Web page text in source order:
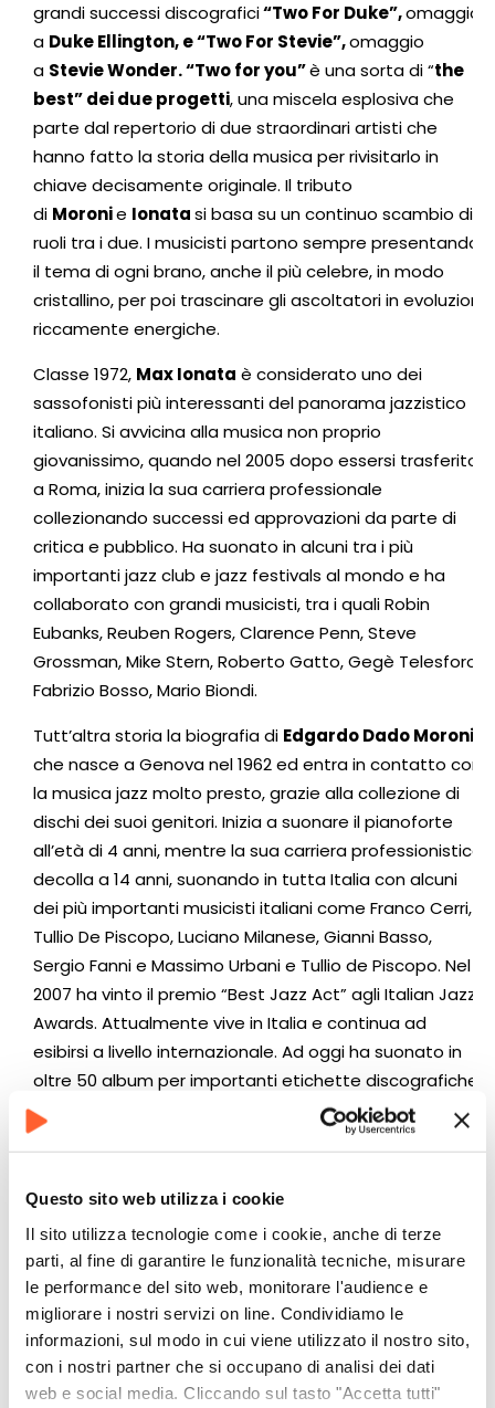
Questo sito web utilizza i cookie
Il sito utilizza tecnologie come i cookie, anche di terze
parti, al fine di garantire le funzionalità tecniche, misurare
le performance del sito web, monitorare l'audience e
migliorare i nostri servizi on line. Condividiamo le
informazioni, sul modo in cui viene utilizzato il nostro sito,
con i nostri partner che si occupano di analisi dei dati
web e social media. Cliccando sul tasto "Accetta tutti"
grandi successi discografici“Two For Duke”,omaggio
a Duke Ellington, e “Two For Stevie”,omaggio
a Stevie Wonder. “Two for you”è una sorta di “the
best” dei due progetti, una miscela esplosiva che
parte dal repertorio di due straordinari artisti che
hanno fatto la storia della musica per rivisitarlo in
chiave decisamente originale. Il tributo
di Moronie Ionatasi basa su un continuo scambio di
ruoli tra i due. I musicisti partono sempre presentando
il tema di ogni brano, anche il più celebre, in modo
cristallino, per poi trascinare gli ascoltatori in evoluzioni
riccamente energiche.
Classe 1972, Max Ionata è considerato uno dei
sassofonisti più interessanti del panorama jazzistico
italiano. Si avvicina alla musica non proprio
giovanissimo, quando nel 2005 dopo essersi trasferito
a Roma, inizia la sua carriera professionale
collezionando successi ed approvazioni da parte di
critica e pubblico. Ha suonato in alcuni tra i più
importanti jazz club e jazz festivals al mondo e ha
collaborato con grandi musicisti, tra i quali Robin
Eubanks, Reuben Rogers, Clarence Penn, Steve
Grossman, Mike Stern, Roberto Gatto, Gegè Telesforo,
Fabrizio Bosso, Mario Biondi.
Tutt’altra storia la biografia di Edgardo Dado Moroni
che nasce a Genova nel 1962 ed entra in contatto con
la musica jazz molto presto, grazie alla collezione di
dischi dei suoi genitori. Inizia a suonare il pianoforte
all’età di 4 anni, mentre la sua carriera professionistica
decolla a 14 anni, suonando in tutta Italia con alcuni
dei più importanti musicisti italiani come Franco Cerri,
Tullio De Piscopo, Luciano Milanese, Gianni Basso,
Sergio Fanni e Massimo Urbani e Tullio de Piscopo. Nel
2007 ha vinto il premio “Best Jazz Act” agli Italian Jazz
Awards. Attualmente vive in Italia e continua ad
esibirsi a livello internazionale. Ad oggi ha suonato in
oltre 50 album per importanti etichette discografiche,
tra cui Sony Concorde, Contemporary Telarc Mons,
TCB Record e Enja.
ACQUISTA I BIGLIETTI
Salva nel tuo calendario